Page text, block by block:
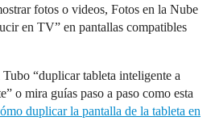
fotos o videos, Fotos en la Nube
en TV” en pantallas compatibles
Tubo “duplicar tableta inteligente a
o mira guías paso a paso como esta
duplicar la pantalla de la tableta en